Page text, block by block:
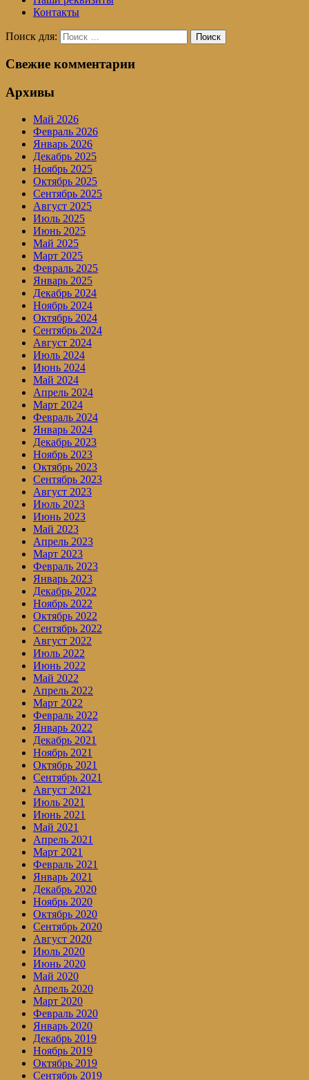
Контакты
Поиск для: Поиск
Свежие комментарии
Архивы
Май 2026
Февраль 2026
Январь 2026
Декабрь 2025
Ноябрь 2025
Октябрь 2025
Сентябрь 2025
Август 2025
Июль 2025
Июнь 2025
Май 2025
Март 2025
Февраль 2025
Январь 2025
Декабрь 2024
Ноябрь 2024
Октябрь 2024
Сентябрь 2024
Август 2024
Июль 2024
Июнь 2024
Май 2024
Апрель 2024
Март 2024
Февраль 2024
Январь 2024
Декабрь 2023
Ноябрь 2023
Октябрь 2023
Сентябрь 2023
Август 2023
Июль 2023
Июнь 2023
Май 2023
Апрель 2023
Март 2023
Февраль 2023
Январь 2023
Декабрь 2022
Ноябрь 2022
Октябрь 2022
Сентябрь 2022
Август 2022
Июль 2022
Июнь 2022
Май 2022
Апрель 2022
Март 2022
Февраль 2022
Январь 2022
Декабрь 2021
Ноябрь 2021
Октябрь 2021
Сентябрь 2021
Август 2021
Июль 2021
Июнь 2021
Май 2021
Апрель 2021
Март 2021
Февраль 2021
Январь 2021
Декабрь 2020
Ноябрь 2020
Октябрь 2020
Сентябрь 2020
Август 2020
Июль 2020
Июнь 2020
Май 2020
Апрель 2020
Март 2020
Февраль 2020
Январь 2020
Декабрь 2019
Ноябрь 2019
Октябрь 2019
Сентябрь 2019